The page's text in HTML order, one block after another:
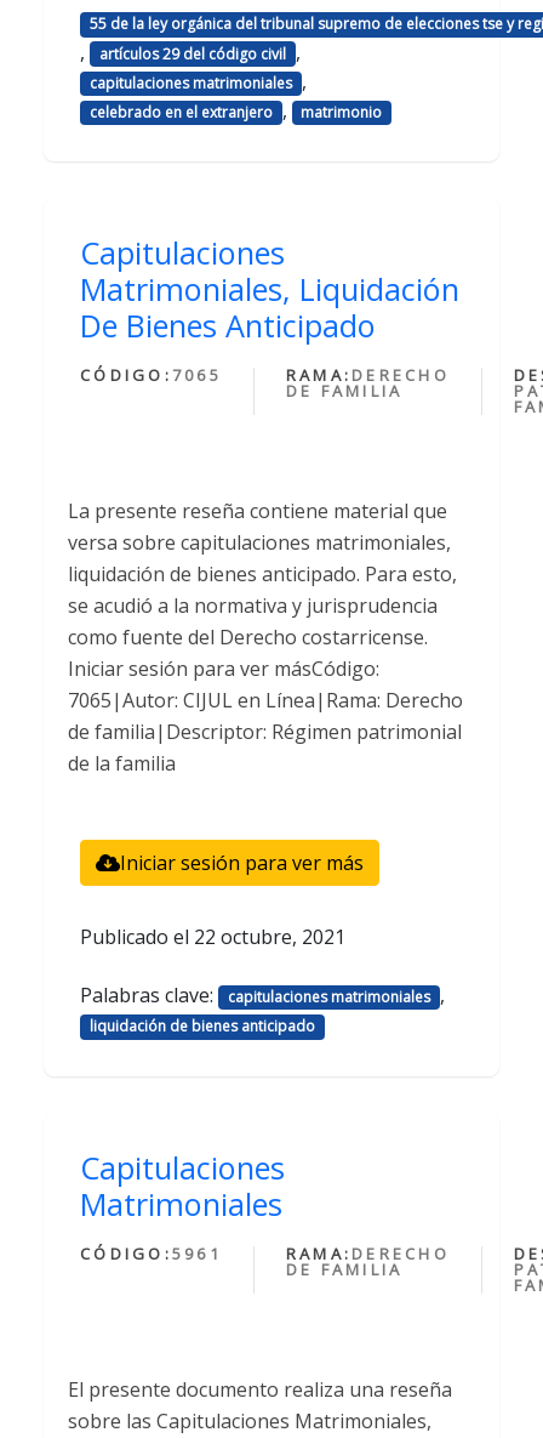
55 de la ley orgánica del tribunal supremo de elecciones tse y
, artículos 29 del código civil ,
capitulaciones matrimoniales ,
celebrado en el extranjero , matrimonio
Capitulaciones
Matrimoniales, Liquidación
De Bienes Anticipado
CÓDIGO: 7065 RAMA: DERECHO
DE FAMILIA
La presente reseña contiene material que
versa sobre capitulaciones matrimoniales,
liquidación de bienes anticipado. Para esto,
se acudió a la normativa y jurisprudencia
como fuente del Derecho costarricense.
Iniciar sesión para ver másCódigo:
7065|Autor: CIJUL en Línea|Rama: Derecho
de familia|Descriptor: Régimen patrimonial
de la familia
Iniciar sesión para ver más
Publicado el 22 octubre, 2021
Palabras clave: capitulaciones matrimoniales ,
liquidación de bienes anticipado
Capitulaciones
Matrimoniales
CÓDIGO:5961 RAMA: DERECHO
DE FAMILIA
El presente documento realiza una reseña
sobre las Capitulaciones Matrimoniales,